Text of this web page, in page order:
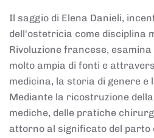
Il saggio di Elena Danieli,
dell'ostetricia come disciplina
Rivoluzione francese,
molto ampia di fonti e
medicina, la storia di genere e
Mediante la ricostruzione
mediche, delle pratiche
attorno al significato del parto